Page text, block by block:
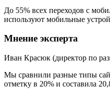
До 55% всех переходов с
используют мобильные
Мнение эксперта
Иван Красюк (директор по
Мы сравнили разные типы
отметку в 20% и составила